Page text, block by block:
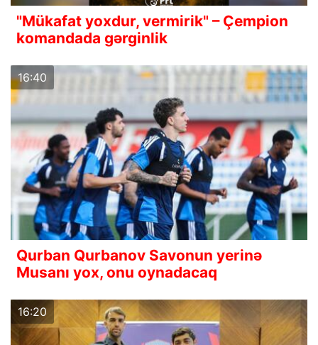
"Mükafat yoxdur, vermirik" – Çempion
komandada gərginlik
16:40
Qurban Qurbanov Savonun yerinə
Musanı yox, onu oynadacaq
16:20